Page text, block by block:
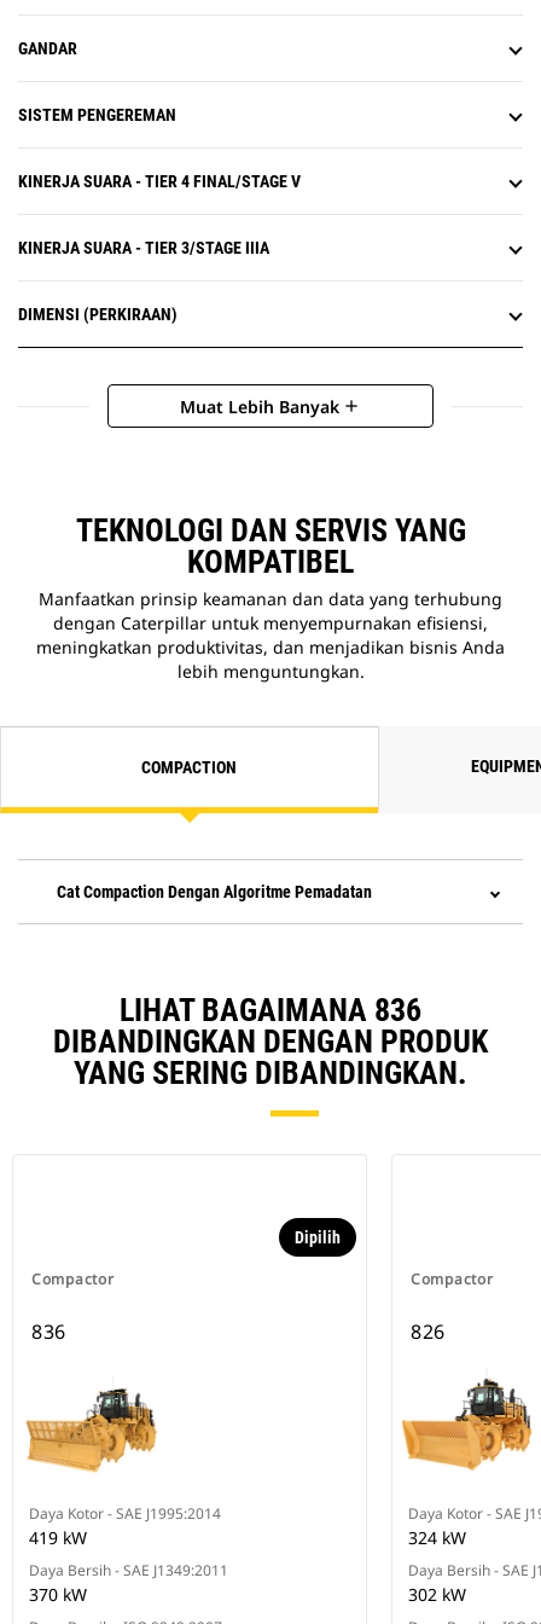
Tangki perubahan fase injektor
waktu idle engine saat shutdown.
tipe track dalam membawa
penghujung hari.
GANDAR
SISTEM PENGEREMAN
KINERJA SUARA - TIER 4 FINAL/STAGE V
KINERJA SUARA - TIER 3/STAGE IIIA
DIMENSI (PERKIRAAN)
Muat Lebih Banyak add
TEKNOLOGI DAN SERVIS YANG
KOMPATIBEL
Manfaatkan prinsip keamanan dan data yang terhubung
dengan Caterpillar untuk menyempurnakan efisiensi,
meningkatkan produktivitas, dan menjadikan bisnis Anda
lebih menguntungkan.
COMPACTION
Cat Compaction Dengan Algoritme Pemadatan
LIHAT BAGAIMANA 836
DIBANDINGKAN DENGAN PRODUK
YANG SERING DIBANDINGKAN.
Compactor
Dipilih
836
Daya Kotor - SAE J1995:2014
419 kW
Daya Bersih - SAE J1349:2011
370 kW
Compactor
826
Daya Kotor - SAE
324 kW
Daya Bersih - SAE
302 kW